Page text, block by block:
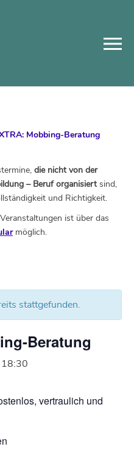
Mobbing-Beratung
die nicht von der
– Beruf organisiertsind,
und Richtigkeit.
ist über das
möglich.
stattgefunden.
Beratung
18:30
vertraulich und